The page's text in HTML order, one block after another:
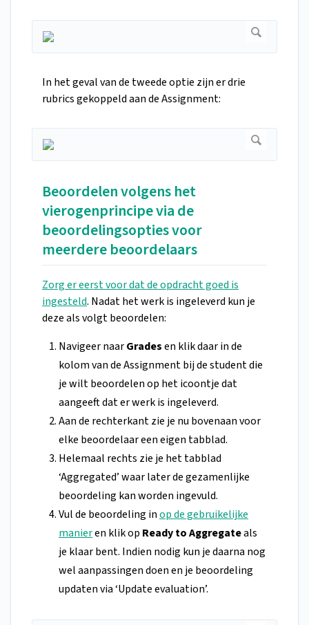
In het geval van de tweede optie zijn er drie
rubrics gekoppeld aan de Assignment:
Beoordelen volgens het
vierogenprincipe via de
beoordelingsopties voor
meerdere beoordelaars
Zorg er eerst voor dat de opdracht goed is
ingesteld. Nadat het werk is ingeleverd kun je
deze als volgt beoordelen:
Navigeer naarGradesen klik daarin de
kolom van de Assignment bij de student die
je wilt beoordelen op het icoontje dat
aangeeft dat er werk is ingeleverd.
Aan de rechterkant zie je nu bovenaan voor
elke beoordelaar een eigen tabblad.
Helemaal rechts zie je het tabblad
‘Aggregated’ waar later de gezamenlijke
beoordeling kan worden ingevuld.
Vul de beoordeling inop de gebruikelijke
manieren klik op Ready to Aggregateals
je klaar bent. Indien nodig kun je daarna nog
wel aanpassingen doen en je beoordeling
updaten via ‘Update evaluation’.